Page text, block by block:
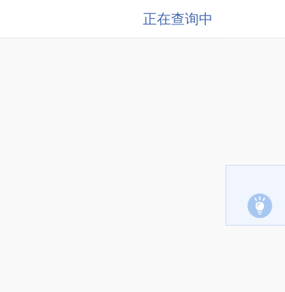
正在查询中